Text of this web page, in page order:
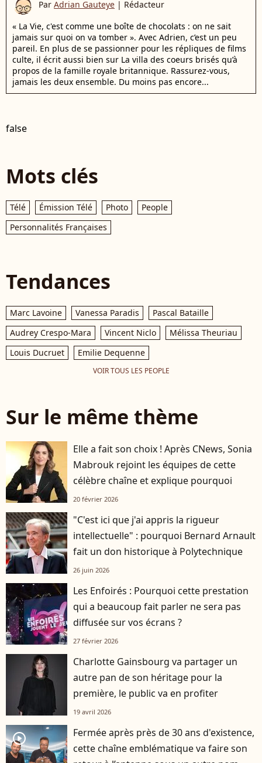
Par Adrian Gauteye | Rédacteur
« La Vie, c'est comme une boîte de chocolats : on ne sait
jamais sur quoi on va tomber ». Avec Adrien, c’est un peu
pareil. En plus de se passionner pour les répliques de films
culte, il écrit aussi bien sur La villa des coeurs brisés qu’à
propos de la famille royale britannique. Rassurez-vous,
jamais les deux ensemble. Du moins pas encore...
false
Mots clés
Télé Émission Télé Photo
People
Personnalités Françaises
Tendances
Marc Lavoine Vanessa Paradis
Pascal Bataille
Audrey Crespo-Mara
Vincent Niclo
Mélissa Theuriau
Louis Ducruet
Emilie Dequenne
VOIR TOUS LES PEOPLE
Sur le même thème
Elle a fait son choix ! Après CNews, Sonia
Mabrouk rejoint les équipes de cette
célèbre chaîne et explique pourquoi
20 février 2026
"C'est ici que j'ai appris la rigueur
intellectuelle" : pourquoi Bernard Arnault
fait un don historique à Polytechnique
26 juin 2026
Les Enfoirés : Pourquoi cette prestation
qui a beaucoup fait parler ne sera pas
diffusée sur vos écrans ?
27 février 2026
Charlotte Gainsbourg va partager un
autre pan de son héritage pour la
première, le public va en profiter
19 avril 2026
player2
Fermée après près de 30 ans d'existence,
cette chaîne emblématique va faire son